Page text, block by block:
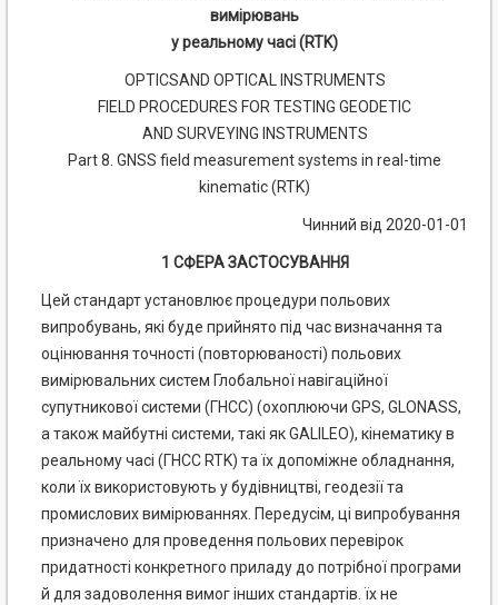
вимірювань
у реальному часі (RTK)
OPTICSAND OPTICAL INSTRUMENTS
FIELD PROCEDURES FOR TESTING GEODETIC
AND SURVEYING INSTRUMENTS
Part 8. GNSS field measurement systems in real-time
kinematic (RTK)
Чинний від 2020-01-01
1 СФЕРА ЗАСТОСУВАННЯ
Цей стандарт установлює процедури польових
випробувань, які буде прийнято під час визначання та
оцінювання точності (повторюваності) польових
вимірювальних систем Глобальної навігаційної
супутникової системи (ГНСС) (охоплюючи GPS, GLONASS,
а також майбутні системи, такі як GALILEO), кінематику в
реальному часі (ГНСС RTK) та їх допоміжне обладнання,
коли їх використовують у будівництві, геодезії та
промислових вимірюваннях. Передусім, ці випробування
призначено для проведення польових перевірок
придатності конкретного приладу до потрібної програми
й для задоволення вимог інших стандартів. їх не